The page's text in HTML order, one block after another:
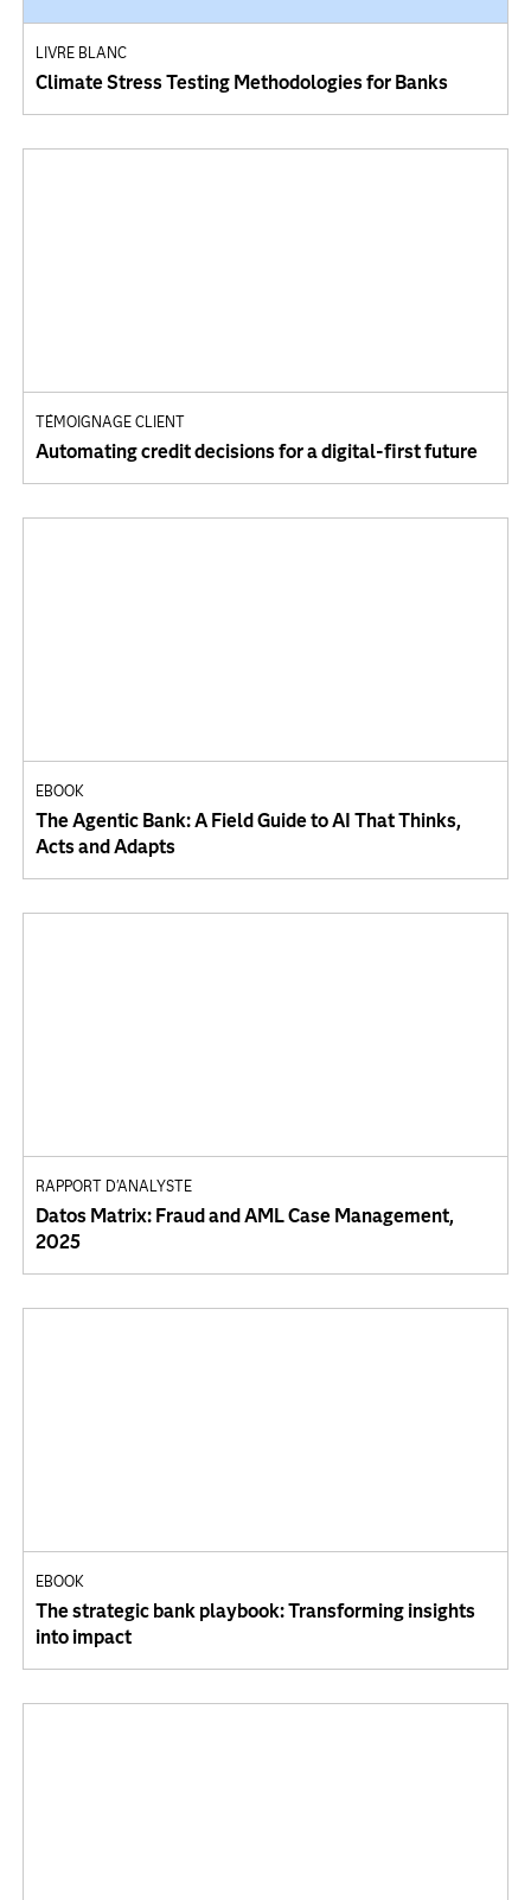
LIVRE BLANC
Climate Stress Testing Methodologies for Banks
TÉMOIGNAGE CLIENT
Automating credit decisions for a digital-first future
EBOOK
The Agentic Bank: A Field Guide to AI That Thinks,
Acts and Adapts
RAPPORT D'ANALYSTE
Datos Matrix: Fraud and AML Case Management,
2025
EBOOK
The strategic bank playbook: Transforming insights
into impact